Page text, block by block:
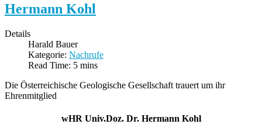
Hermann Kohl
Details
Harald Bauer
Kategorie: Nachrufe
Read Time: 5 mins
Die Österreichische Geologische Gesellschaft trauert um ihr
Ehrenmitglied
wHR Univ.Doz. Dr. Hermann Kohl